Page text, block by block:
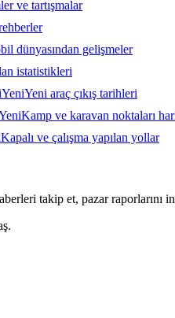
ve tartışmalar
dünyasından gelişmeler
istatistikleri
YeniYeni araç çıkış tarihleri
Kamp ve karavan noktaları
Kapalı ve çalışma yapılan yollar
takip et, pazar raporlarını